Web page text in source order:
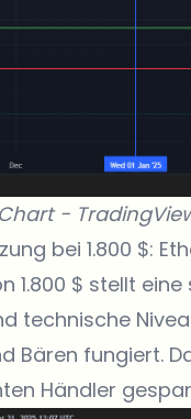
-
bei 1.800 $:
1.800 $ stellt
technische
Bären fungiert.
Händler